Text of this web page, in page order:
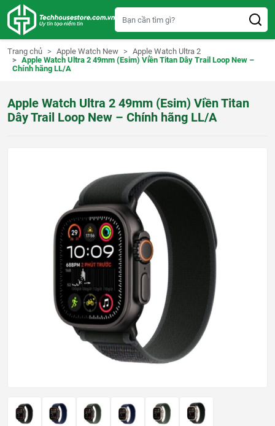
Trang chủ Apple Watch New
Apple Watch Ultra 2
Apple Watch Ultra 2 49mm (Esim) Viền Titan Dây Trail Loop New –
Chính hãng LL/A
Apple Watch Ultra 2 49mm (Esim) Viền Titan
Dây Trail Loop New – Chính hãng LL/A